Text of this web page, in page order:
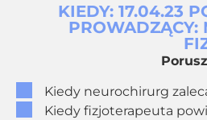
KIEDY: 17.04.23
PROWADZĄCY:
Kiedy neurochirurg
Kiedy fizjoterapeuta